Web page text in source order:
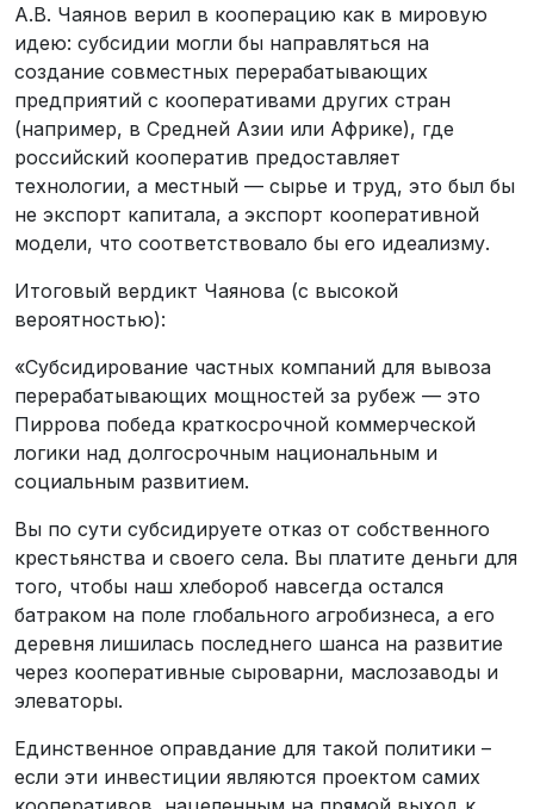
А.В. Чаянов верил в кооперацию как в мировую
идею: субсидии могли бы направляться на
создание совместных перерабатывающих
предприятий с кооперативами других стран
(например, в Средней Азии или Африке), где
российский кооператив предоставляет
технологии, а местный — сырье и труд, это был бы
не экспорт капитала, а экспорт кооперативной
модели, что соответствовало бы его идеализму.
Итоговый вердикт Чаянова (с высокой
вероятностью):
«Субсидирование частных компаний для вывоза
перерабатывающих мощностей за рубеж — это
Пиррова победа краткосрочной коммерческой
логики над долгосрочным национальным и
социальным развитием.
Вы по сути субсидируете отказ от собственного
крестьянства и своего села. Вы платите деньги для
того, чтобы наш хлебороб навсегда остался
батраком на поле глобального агробизнеса, а его
деревня лишилась последнего шанса на развитие
через кооперативные сыроварни, маслозаводы и
элеваторы.
Единственное оправдание для такой политики –
если эти инвестиции являются проектом самих